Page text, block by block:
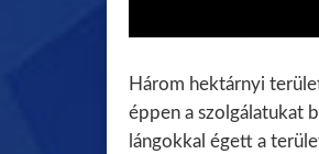
Három hektárnyi
éppen a szolgálatukat
lángokkal égett a